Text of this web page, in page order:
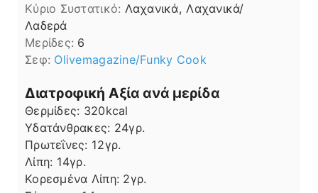
Kύριο Συστατικό: Λαχανικά, Λαχανικά/
Λαδερά
Μερίδες: 6
Σεφ: Olivemagazine/Funky Cook
Διατροφική Αξία ανά μερίδα
Θερμίδες: 320kcal
Υδατάνθρακες: 24γρ.
Πρωτεΐνες: 12γρ.
Λίπη
Λίπη: 14γρ.
Κορεσμένα Λίπη: 2γρ.